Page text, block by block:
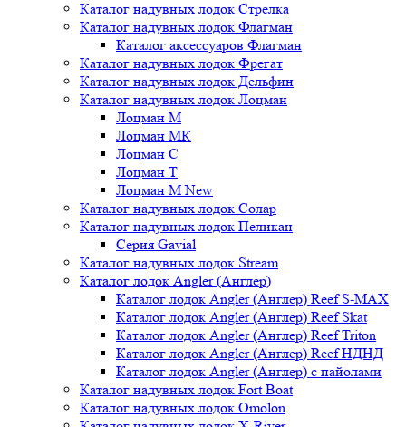
Каталог надувных лодок Стрелка
Каталог надувных лодок Флагман
Каталог аксессуаров Флагман
Каталог надувных лодок Фрегат
Каталог надувных лодок Дельфин
Каталог надувных лодок Лоцман
Лоцман М
Лоцман МК
Лоцман С
Лоцман Т
Лоцман М New
Каталог надувных лодок Солар
Каталог надувных лодок Пеликан
Серия Gavial
Каталог надувных лодок Stream
Каталог лодок Angler (Англер)
Каталог лодок Angler (Англер) Reef S-MAX
Каталог лодок Angler (Англер) Reef Skat
Каталог лодок Angler (Англер) Reef Triton
Каталог лодок Angler (Англер) Reef НДНД
Каталог лодок Angler (Англер) с пайолами
Каталог надувных лодок Fort Boat
Каталог надувных лодок Omolon